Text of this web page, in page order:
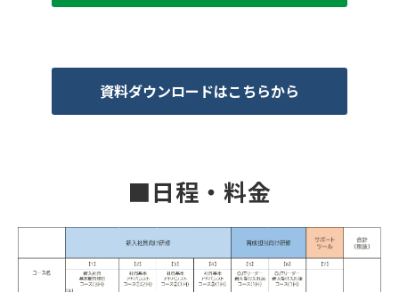
資料ダウンロードはこちらから
■日程・料金